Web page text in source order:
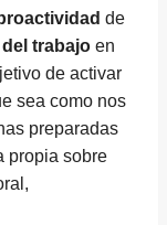
de
trabajo en
de activar
sea como nos
preparadas
propia sobre